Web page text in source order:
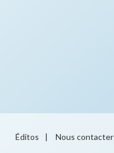
Éditos | Nous contacter